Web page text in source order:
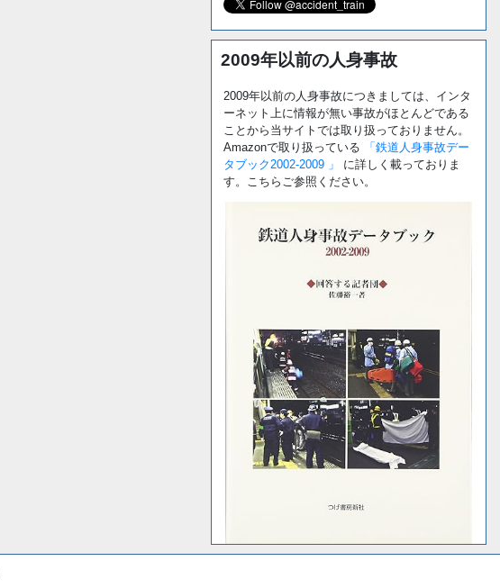
2009年以前の人身事故
2009年以前の人身事故につきましては、インタ
ーネット上に情報が無い事故がほとんどである
ことから当サイトでは取り扱っておりません。
Amazonで取り扱っている
「鉄道人身事故デー
タブック2002-2009 」
に詳しく載っておりま
す。こちらご参照ください。